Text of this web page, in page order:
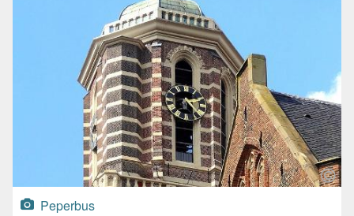
Peperbus